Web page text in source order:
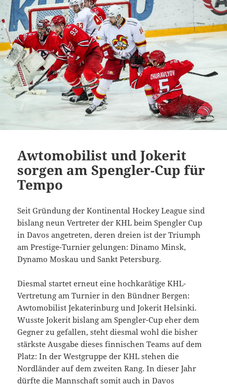
Awtomobilist und Jokerit
sorgen am Spengler-Cup für
Tempo
Seit Gründung der Kontinental Hockey League sind
bislang neun Vertreter der KHL beim Spengler Cup
in Davos angetreten, deren dreien ist der Triumph
am Prestige-Turnier gelungen: Dinamo Minsk,
Dynamo Moskau und Sankt Petersburg.
Diesmal startet erneut eine hochkarätige KHL-
Vertretung am Turnier in den Bündner Bergen:
Awtomobilist Jekaterinburg und Jokerit Helsinki.
Wusste Jokerit bislang am Spengler-Cup eher dem
Gegner zu gefallen, steht diesmal wohl die bisher
stärkste Ausgabe dieses finnischen Teams auf dem
Platz: In der Westgruppe der KHL stehen die
Nordländer auf dem zweiten Rang. In dieser Jahr
dürfte die Mannschaft somit auch in Davos